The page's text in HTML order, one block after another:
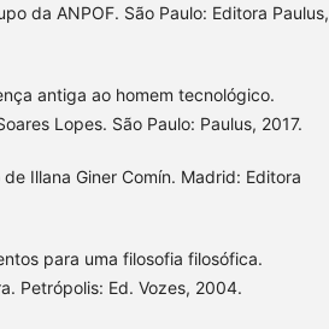
da ANPOF. São Paulo: Editora Paulus,
antiga ao homem tecnológico.
Lopes. São Paulo: Paulus, 2017.
de Illana Giner Comín. Madrid: Editora
para uma filosofia filosófica.
Petrópolis: Ed. Vozes, 2004.